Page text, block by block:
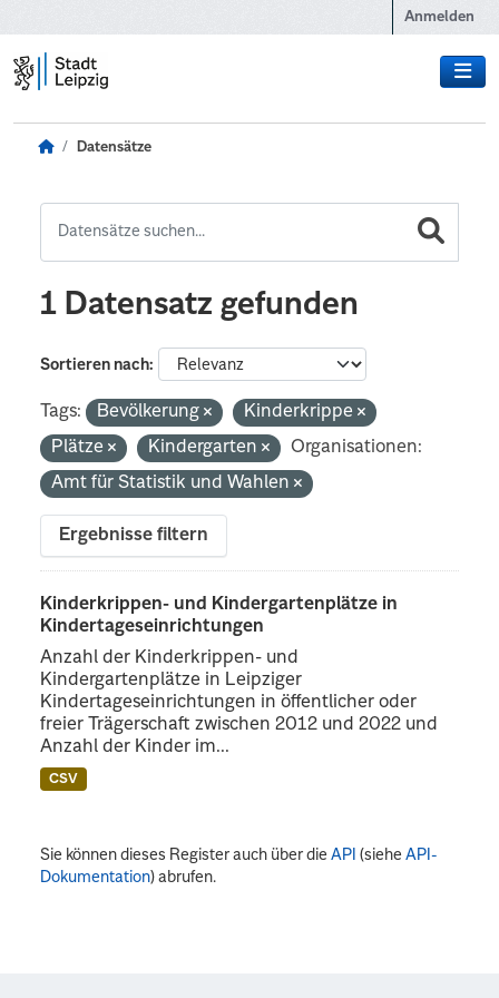
Anmelden
Datensätze
1 Datensatz gefunden
Sortieren nach
Tags: Bevölkerung
Kinderkrippe
Plätze
Kindergarten
Organisationen:
Amt für Statistik und Wahlen
Ergebnisse filtern
Kinderkrippen- und Kindergartenplätze in
Kindertageseinrichtungen
Anzahl der Kinderkrippen- und
Kindergartenplätze in Leipziger
Kindertageseinrichtungen in öffentlicher oder
freier Trägerschaft zwischen 2012 und 2022 und
Anzahl der Kinder im...
CSV
Sie können dieses Register auch über dieAPI (sieheAPI-
Dokumentation) abrufen.